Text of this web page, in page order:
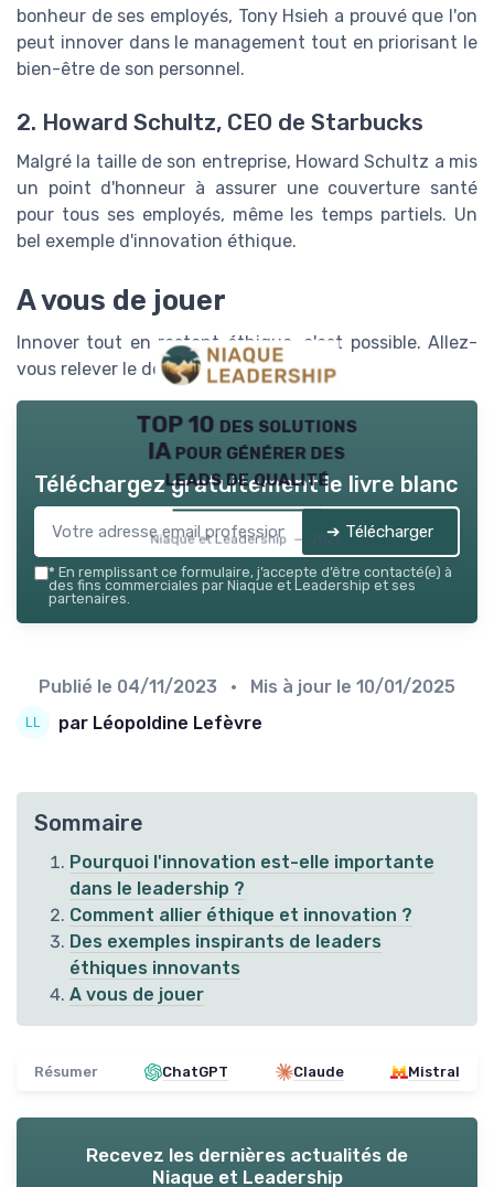
bonheur de ses employés, Tony Hsieh a prouvé que l'on
peut innover dans le management tout en priorisant le
bien-être de son personnel.
2. Howard Schultz, CEO de Starbucks
Malgré la taille de son entreprise, Howard Schultz a mis
un point d'honneur à assurer une couverture santé
pour tous ses employés, même les temps partiels. Un
bel exemple d'innovation éthique.
A vous de jouer
Innover tout en restant éthique, c'est possible. Allez-
vous relever le défi ?
TOP 10 des solutions
IA pour générer des
leads de qualité
Niaque et Leadership — 2026
Téléchargez gratuitement le livre blanc
➔ Télécharger
* En remplissant ce formulaire, j’accepte d’être contacté(e) à
des fins commerciales par Niaque et Leadership et ses
partenaires.
Publié le 04/11/2023 • Mis à jour le 10/01/2025
par Léopoldine Lefèvre
Sommaire
Pourquoi l'innovation est-elle importante
dans le leadership ?
Comment allier éthique et innovation ?
Des exemples inspirants de leaders
éthiques innovants
A vous de jouer
Résumer ChatGPT Claude Mistral
Recevez les dernières actualités de
Niaque et Leadership